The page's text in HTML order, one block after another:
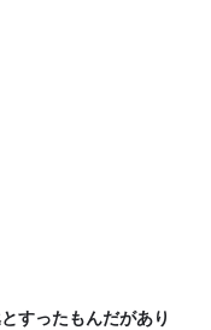
すったもんだがあり